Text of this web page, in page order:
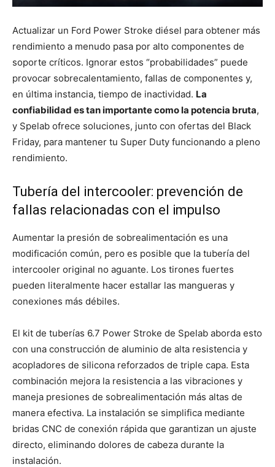
Actualizar un Ford Power Stroke diésel para obtener más
rendimiento a menudo pasa por alto componentes de
soporte críticos. Ignorar estos “probabilidades” puede
provocar sobrecalentamiento, fallas de componentes y,
en última instancia, tiempo de inactividad. La
confiabilidad es tan importante como la potencia bruta,
y Spelab ofrece soluciones, junto con ofertas del Black
Friday, para mantener tu Super Duty funcionando a pleno
rendimiento.
Tubería del intercooler: prevención de
fallas relacionadas con el impulso
Aumentar la presión de sobrealimentación es una
modificación común, pero es posible que la tubería del
intercooler original no aguante. Los tirones fuertes
pueden literalmente hacer estallar las mangueras y
conexiones más débiles.
El kit de tuberías 6.7 Power Stroke de Spelab aborda esto
con una construcción de aluminio de alta resistencia y
acopladores de silicona reforzados de triple capa. Esta
combinación mejora la resistencia a las vibraciones y
maneja presiones de sobrealimentación más altas de
manera efectiva. La instalación se simplifica mediante
bridas CNC de conexión rápida que garantizan un ajuste
directo, eliminando dolores de cabeza durante la
instalación.